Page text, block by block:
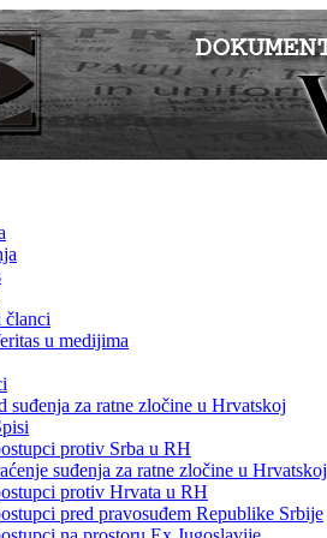
članci
u medijima
suđenja za ratne zločine u Hrvatskoj
protiv Srba u RH
suđenja za ratne zločine u Hrvatskoj
protiv Hrvata u RH
pred pravosuđem Republike Srbije